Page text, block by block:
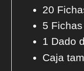
20
5
1 Dado
Caja